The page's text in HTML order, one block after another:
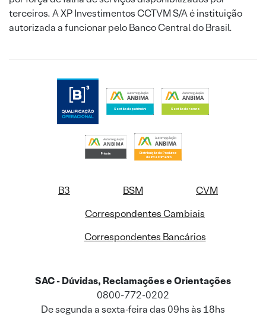
terceiros. A XP Investimentos CCTVM S/A é instituição
autorizada a funcionar pelo Banco Central do Brasil.
B3 BSM
CVM
Correspondentes Cambiais
Correspondentes Bancários
SAC - Dúvidas, Reclamações e Orientações
0800-772-0202
De segunda a sexta-feira das 09hs às 18hs